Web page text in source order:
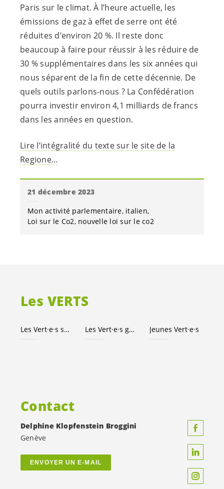
Paris sur le climat. À l’heure actuelle, les
émissions de gaz à effet de serre ont été
réduites d’environ 20 %. Il reste donc
beaucoup à faire pour réussir à les réduire de
30 % supplémentaires dans les six années qui
nous séparent de la fin de cette décennie. De
quels outils parlons-nous ? La Confédération
pourra investir environ 4,1 milliards de francs
dans les années en question.
Lire l’intégralité du texte sur le site de la
Regione…
21 décembre 2023
Mon activité parlementaire italien
Loi sur le Co2 nouvelle loi sur le co2
Les VERTS
Les Vert·e·s suisses Les Vert·e·s genevois·es Jeunes Vert·e·s
Contact
Delphine Klopfenstein Broggini
Genève
ENVOYER UN E-MAIL